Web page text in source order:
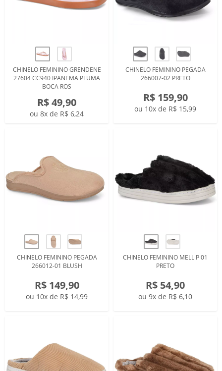
CHINELO FEMININO GRENDENE
27604 CC940 IPANEMA PLUMA
BOCA ROS
R$ 49,90
ou 8x de R$ 6,24
CHINELO FEMININO PEGADA
266007-02 PRETO
R$ 159,90
ou 10x de R$ 15,99
CHINELO FEMININO PEGADA
266012-01 BLUSH
R$ 149,90
ou 10x de R$ 14,99
CHINELO FEMININO MELL P 01
PRETO
R$ 54,90
ou 9x de R$ 6,10